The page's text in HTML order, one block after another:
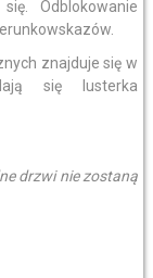
Odblokowanie
znajduje się w
się lusterka
drzwi nie zostaną